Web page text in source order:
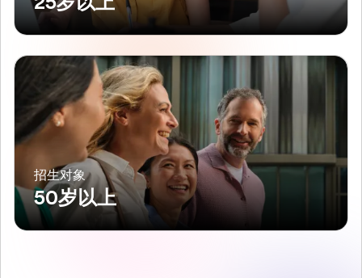
招生对象
50岁以上